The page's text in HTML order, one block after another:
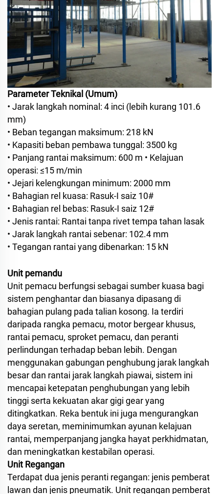
Parameter Teknikal (Umum)
• Jarak langkah nominal: 4 inci (lebih kurang 101.6
mm)
• Beban tegangan maksimum: 218 kN
• Kapasiti beban pembawa tunggal: 3500 kg
• Panjang rantai maksimum: 600 m • Kelajuan
operasi: ≤15 m/min
• Jejari kelengkungan minimum: 2000 mm
• Bahagian rel kuasa: Rasuk-I saiz 10#
• Bahagian rel bebas: Rasuk-I saiz 12#
• Jenis rantai: Rantai tanpa rivet tempa tahan lasak
• Jarak langkah rantai sebenar: 102.4 mm
• Tegangan rantai yang dibenarkan: 15 kN
Unit pemandu
Unit pemacu berfungsi sebagai sumber kuasa bagi
sistem penghantar dan biasanya dipasang di
bahagian pulang pada talian kosong. Ia terdiri
daripada rangka pemacu, motor bergear khusus,
rantai pemacu, sproket pemacu, dan peranti
perlindungan terhadap beban lebih. Dengan
menggunakan gabungan penghubung jarak langkah
besar dan rantai jarak langkah piawai, sistem ini
mencapai ketepatan penghubungan yang lebih
tinggi serta kekuatan akar gigi gear yang
ditingkatkan. Reka bentuk ini juga mengurangkan
daya seretan, meminimumkan ayunan kelajuan
rantai, memperpanjang jangka hayat perkhidmatan,
dan meningkatkan kestabilan operasi.
Unit Regangan
Terdapat dua jenis peranti regangan: jenis pemberat
lawan dan jenis pneumatik. Unit regangan pemberat